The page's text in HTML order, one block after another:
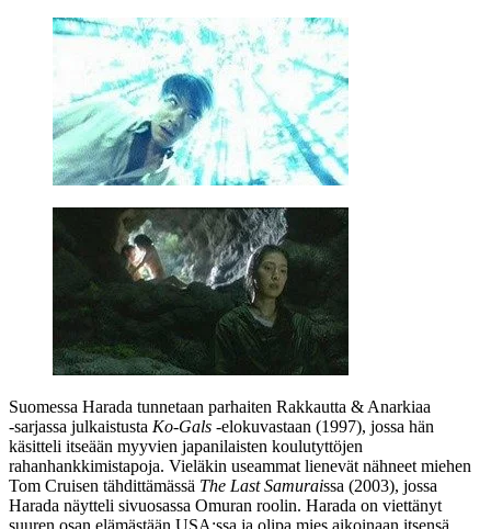
Suomessa Harada tunnetaan parhaiten Rakkautta & Anarkiaa
‑sarjassa julkaistusta Ko‑Gals ‑elokuvastaan (1997), jossa hän
käsitteli itseään myyvien japanilaisten koulutyttöjen
rahanhankkimistapoja. Vieläkin useammat lienevät nähneet miehen
Tom Cruisen tähdittämässä The Last Samuraissa (2003), jossa
Harada näytteli sivuosassa Omuran roolin. Harada on viettänyt
suuren osan elämästään USA:ssa ja olipa mies aikoinaan itsensä